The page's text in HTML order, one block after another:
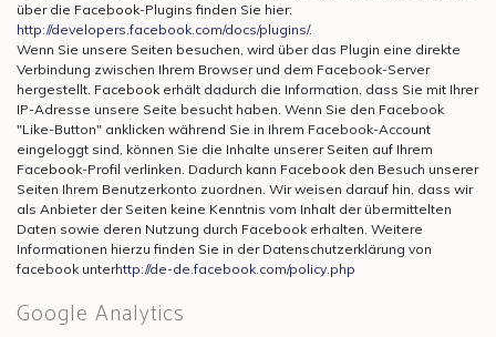
über die Facebook-Plugins finden Sie hier:
http://developers.facebook.com/docs/plugins/.
Wenn Sie unsere Seiten besuchen, wird über das Plugin eine direkte
Verbindung zwischen Ihrem Browser und dem Facebook-Server
hergestellt. Facebook erhält dadurch die Information, dass Sie mit Ihrer
IP-Adresse unsere Seite besucht haben. Wenn Sie den Facebook
"Like-Button" anklicken während Sie in Ihrem Facebook-Account
eingeloggt sind, können Sie die Inhalte unserer Seiten auf Ihrem
Facebook-Profil verlinken. Dadurch kann Facebook den Besuch unserer
Seiten Ihrem Benutzerkonto zuordnen. Wir weisen darauf hin, dass wir
als Anbieter der Seiten keine Kenntnis vom Inhalt der übermittelten
Daten sowie deren Nutzung durch Facebook erhalten. Weitere
Informationen hierzu finden Sie in der Datenschutzerklärung von
facebook unterhttp://de-de.facebook.com/policy.php
Google Analytics